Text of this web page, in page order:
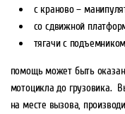
с краново –
со сдвижной
тягачи с
помощь может быть
мотоцикла до грузовика.
на месте вызова,